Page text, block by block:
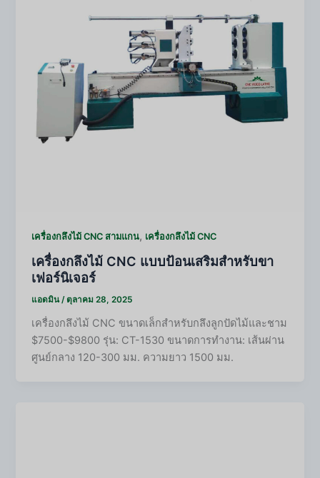
เครื่องกลึงไม้ CNC สามแกน, เครื่องกลึงไม้ CNC
เครื่องกลึงไม้ CNC แบบป้อนเสริมสำหรับขา
เฟอร์นิเจอร์
แอดมิน/ ตุลาคม 28, 2025
เครื่องกลึงไม้ CNC ขนาดเล็กสำหรับกลึงลูกปัดไม้และชาม
$7500-$9800 รุ่น: CT-1530 ขนาดการทำงาน: เส้นผ่าน
ศูนย์กลาง 120-300 มม. ความยาว 1500 มม.